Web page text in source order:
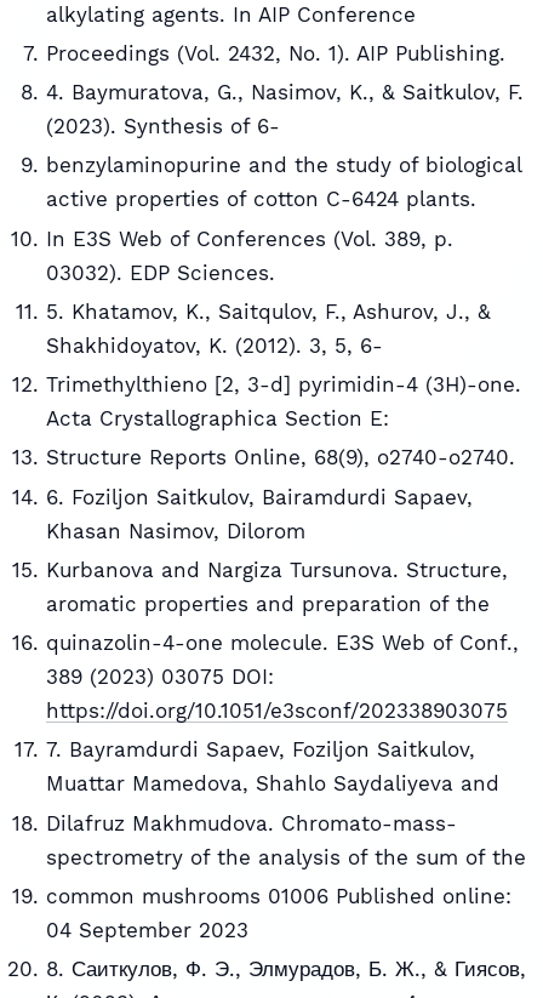
alkylating agents. In AIP Conference
Proceedings (Vol. 2432, No. 1). AIP Publishing.
4. Baymuratova, G., Nasimov, K., & Saitkulov, F.
(2023). Synthesis of 6-
benzylaminopurine and the study of biological
active properties of cotton C-6424 plants.
In E3S Web of Conferences (Vol. 389, p.
03032). EDP Sciences.
5. Khatamov, K., Saitqulov, F., Ashurov, J., &
Shakhidoyatov, K. (2012). 3, 5, 6-
Trimethylthieno [2, 3-d] pyrimidin-4 (3H)-one.
Acta Crystallographica Section E:
Structure Reports Online, 68(9), o2740-o2740.
6. Foziljon Saitkulov, Bairamdurdi Sapaev,
Khasan Nasimov, Dilorom
Kurbanova and Nargiza Tursunova. Structure,
aromatic properties and preparation of the
quinazolin-4-one molecule. E3S Web of Conf.,
389 (2023) 03075 DOI:
https://doi.org/10.1051/e3sconf/202338903075
7. Bayramdurdi Sapaev, Foziljon Saitkulov,
Muattar Mamedova, Shahlo Saydaliyeva and
Dilafruz Makhmudova. Chromato-mass-
spectrometry of the analysis of the sum of the
common mushrooms 01006 Published online:
04 September 2023
8. Саиткулов, Ф. Э., Элмурадов, Б. Ж., & Гиясов,